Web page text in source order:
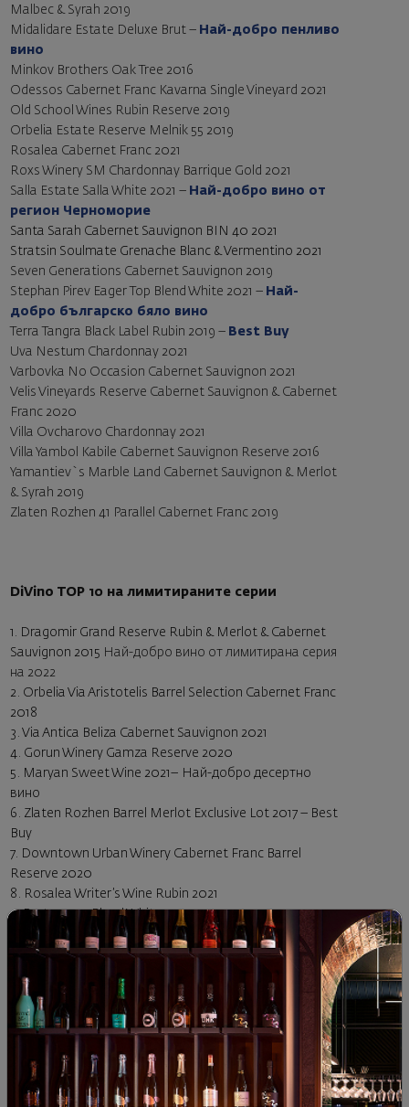
Malbec & Syrah 2019
Midalidare Estate Deluxe Brut– Най-добро пенливо
вино
Minkov Brothers Oak Tree 2016
Odessos Cabernet Franc Kavarna Single Vineyard 2021
Old School Wines Rubin Reserve 2019
Orbelia Estate Reserve Melnik 55 2019
Rosalea Cabernet Franc 2021
Roxs Winery SM Chardonnay Barrique Gold 2021
Salla Estate Salla White 2021 – Най-добро вино от
регион Черноморие
Santa Sarah Cabernet Sauvignon BIN 40 2021
Stratsin Soulmate Grenache Blanc & Vermentino 2021
Seven Generations Cabernet Sauvignon 2019
Stephan Pirev Eager Top Blend White 2021 – Най-
добро българско бяло вино
Terra Tangra Black Label Rubin 2019 – Best Buy
Uva Nestum Chardonnay 2021
Varbovka No Occasion Cabernet Sauvignon 2021
Velis Vineyards Reserve Cabernet Sauvignon & Cabernet
Franc 2020
Villa Ovcharovo Chardonnay 2021
Villa Yambol Kabile Cabernet Sauvignon Reserve 2016
Yamantiev`s Marble Land Cabernet Sauvignon & Merlot
& Syrah 2019
Zlaten Rozhen 41 Parallel Cabernet Franc 2019
DiVino TOP 10 на лимитираните серии
1. Dragomir Grand Reserve Rubin & Merlot & Cabernet
Sauvignon 2015 Най-добро вино от лимитирана серия
на 2022
2. Orbelia Via Aristotelis Barrel Selection Cabernet Franc
2018
3. Via Antica Beliza Cabernet Sauvignon 2021
4. Gorun Winery Gamza Reserve 2020
5. Maryan Sweet Wine 2021– Най-добро десертно
вино
6. Zlaten Rozhen Barrel Merlot Exclusive Lot 2017– Best
Buy
7. Downtown Urban Winery Cabernet Franc Barrel
Reserve 2020
8. Rosalea Writer’s Wine Rubin 2021
9.
Bratanov 3-Blend White 2020
Tsarev Brod Orange Rose 2021
The secret box of the discoverer
The secret box is an invitation. To relax. To travel
with your senses. To allow yourself a little French
escape.